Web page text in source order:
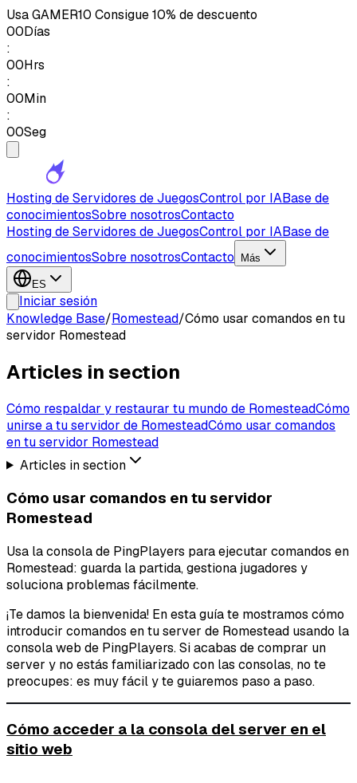
UsaGAMER10 Consigue 10% de descuento
00Días
:
00Hrs
:
00Min
:
00Seg
Hosting de Servidores de JuegosControl por IABase de
conocimientosSobre nosotrosContacto
Hosting de Servidores de JuegosControl por IABase de
conocimientosSobre nosotrosContacto Más
ES
Iniciar sesión
Knowledge Base/Romestead/Cómo usar comandos en tu
servidor Romestead
Articles in section
Cómo respaldar y restaurar tu mundo de RomesteadCómo
unirse a tu servidor de RomesteadCómo usar comandos
en tu servidor Romestead
Articles in section
Cómo usar comandos en tu servidor
Romestead
Usa la consola de PingPlayers para ejecutar comandos en
Romestead: guarda la partida, gestiona jugadores y
soluciona problemas fácilmente.
¡Te damos la bienvenida! En esta guía te mostramos cómo
introducir comandos en tu server de Romestead usando la
consola web de PingPlayers. Si acabas de comprar un
server y no estás familiarizado con las consolas, no te
preocupes: es muy fácil y te guiaremos paso a paso.
Cómo acceder a la consola del server en el
sitio web